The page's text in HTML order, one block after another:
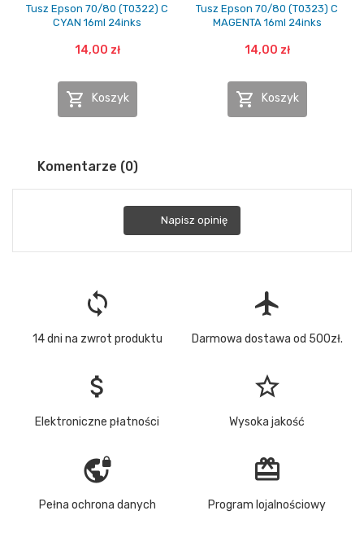
Tusz Epson 70/80 (T0322) C
CYAN 16ml 24inks
14,00 zł
 Koszyk
Tusz Epson 70/80 (T0323) C
MAGENTA 16ml 24inks
14,00 zł
 Koszyk
Komentarze (0)
Napisz opinię
loop
14 dni na zwrot produktu
flight
Darmowa dostawa od 500zł.
attach_money
Elektroniczne płatności
star_border
Wysoka jakość
vpn_lock
Pełna ochrona danych
redeem
Program lojalnościowy